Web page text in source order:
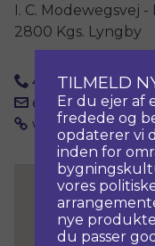
I. C. Modewegsvej
2800 Kgs. Lyngby
41206570
TILMELD
Er du ejer af
fredede og
opdaterer vi
inden for
vores
nye
du passer